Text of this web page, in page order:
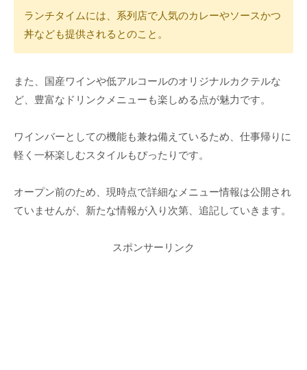
ランチタイムには、系列店で人気のカレーやソースかつ
丼なども提供されるとのこと。
また、国産ワインや低アルコールのオリジナルカクテルな
ど、豊富なドリンクメニューも楽しめる点が魅力です。
ワインバーとしての機能も兼ね備えているため、仕事帰りに
軽く一杯楽しむスタイルもぴったりです。
オープン前のため、現時点で詳細なメニュー情報は公開され
ていませんが、新たな情報が入り次第、追記していきます。
スポンサーリンク